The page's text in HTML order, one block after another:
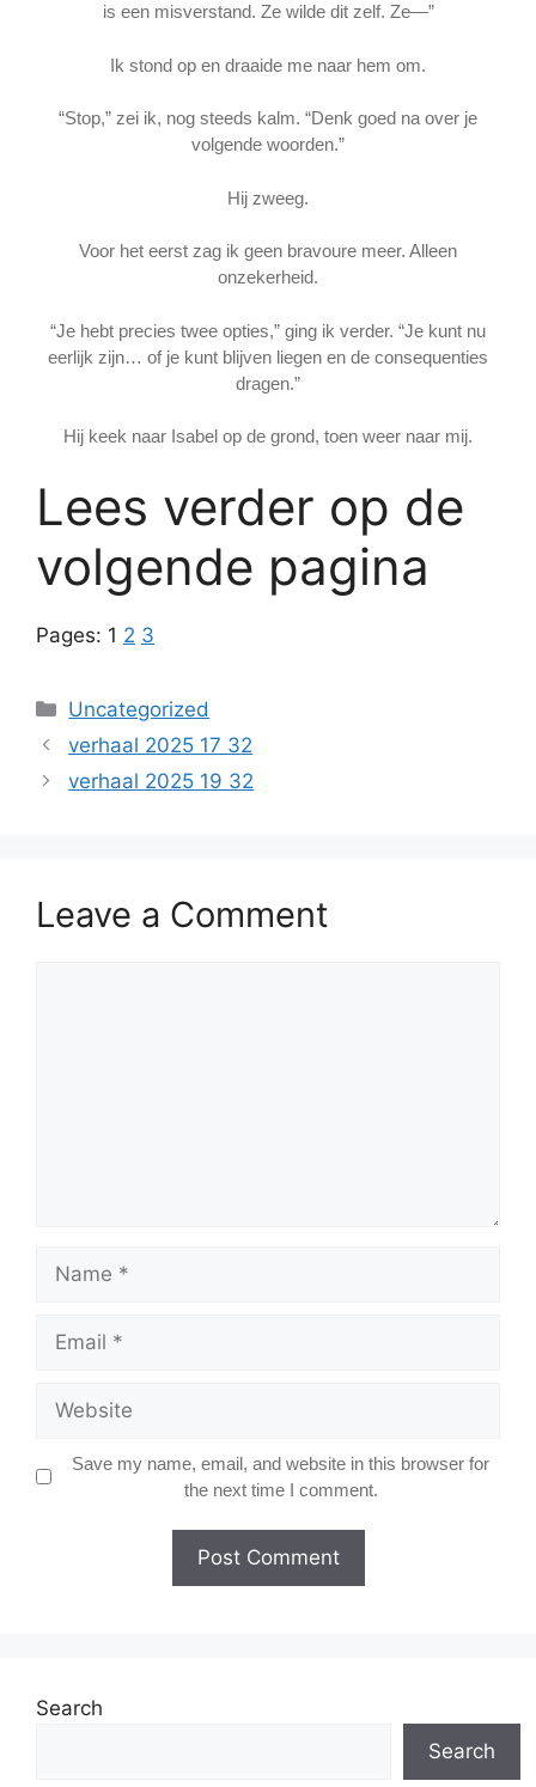
is een misverstand. Ze wilde dit zelf. Ze—”
Ik stond op en draaide me naar hem om.
“Stop,” zei ik, nog steeds kalm. “Denk goed na over je
volgende woorden.”
Hij zweeg.
Voor het eerst zag ik geen bravoure meer. Alleen
onzekerheid.
“Je hebt precies twee opties,” ging ik verder. “Je kunt nu
eerlijk zijn… of je kunt blijven liegen en de consequenties
dragen.”
Hij keek naar Isabel op de grond, toen weer naar mij.
Lees verder op de
volgende pagina
Pages: 1 2 3
Categories
Uncategorized
verhaal 2025 17 32
verhaal 2025 19 32
Leave a Comment
Save my name, email, and website in this browser for
the next time I comment.
Search
Search